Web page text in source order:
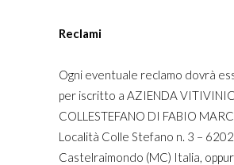
Reclami
Ogni eventuale reclamo dovrà
per iscritto a AZIENDA
COLLESTEFANO DI FABIO
Località Colle Stefano n. 3 –
Castelraimondo (MC) Italia,